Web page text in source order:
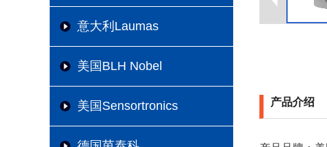
意大利Laumas
美国BLH Nobel
美国Sensortronics 产品介绍